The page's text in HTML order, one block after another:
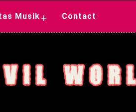
Musik + Contact